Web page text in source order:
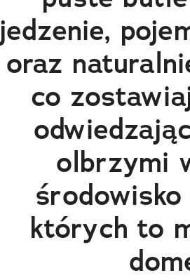
jedzenie,
oraz
co
olbrzymi
których to